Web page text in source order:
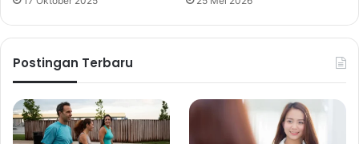
Postingan Terbaru